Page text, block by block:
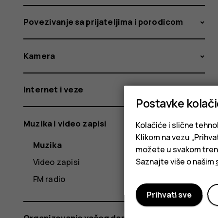
Povezivanje sa prijateljima i porodicom
Kamera
Internet i veze
Muzika i video zapisi
Muzika
Video zapisi
FM radio
Postavke
Kolačiće i slične
Klikom na vezu
možete u svakom
Saznajte više o našim
Prihvati sve